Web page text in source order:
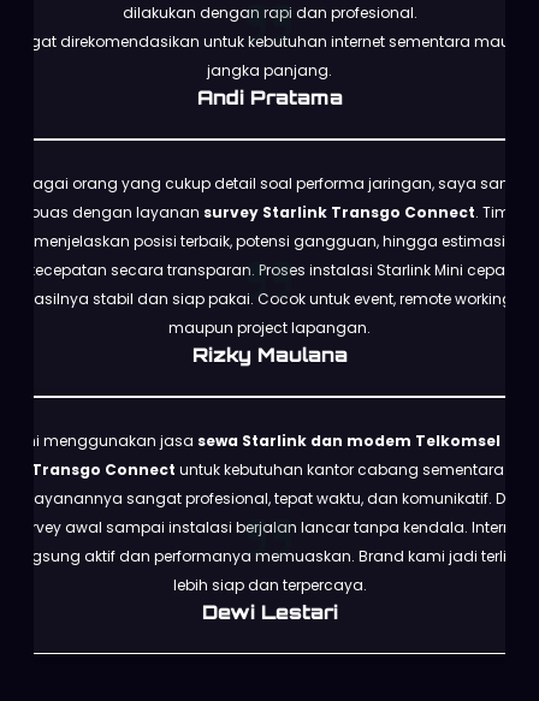
dilakukan dengan rapi dan profesional.
Sangat direkomendasikan untuk kebutuhan internet sementara maupun
jangka panjang.
Andi Pratama
Sebagai orang yang cukup detail soal performa jaringan, saya sangat
puas dengan layanan survey Starlink Transgo Connect. Tim
menjelaskan posisi terbaik, potensi gangguan, hingga estimasi
kecepatan secara transparan. Proses instalasi Starlink Mini cepat,
hasilnya stabil dan siap pakai. Cocok untuk event, remote working,
maupun project lapangan.
Rizky Maulana
Kami menggunakan jasa sewa Starlink dan modem Telkomsel dari
Transgo Connect untuk kebutuhan kantor cabang sementara.
Pelayanannya sangat profesional, tepat waktu, dan komunikatif. Dari
survey awal sampai instalasi berjalan lancar tanpa kendala. Internet
langsung aktif dan performanya memuaskan. Brand kami jadi terlihat
lebih siap dan terpercaya.
Dewi Lestari